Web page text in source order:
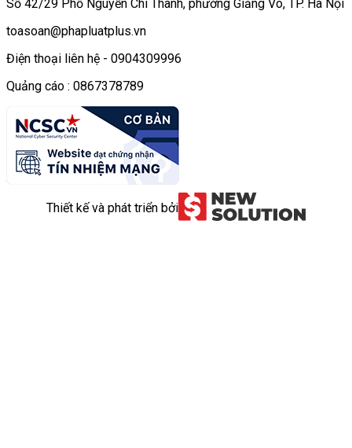
Số 42/29 Phố Nguyễn Chí Thanh, phường Giảng Võ, TP. Hà Nội
toasoan@phapluatplus.vn
Điện thoại liên hệ - 0904309996
Quảng cáo : 0867378789
Thiết kế và phát triển bởi